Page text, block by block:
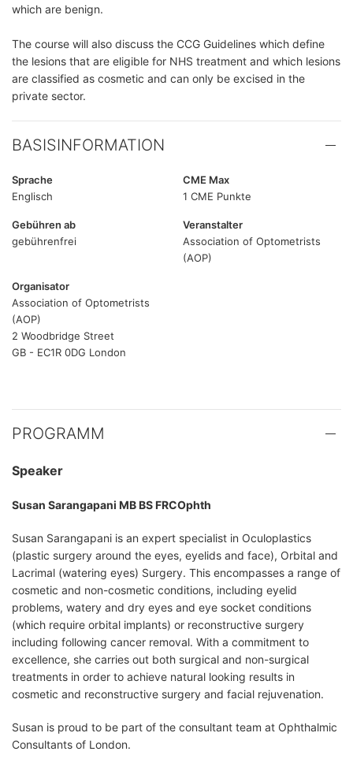
which are benign.
The course will also discuss the CCG Guidelines which define
the lesions that are eligible for NHS treatment and which lesions
are classified as cosmetic and can only be excised in the
private sector.
BASISINFORMATION
Sprache
Englisch
CME Max
1 CME Punkte
Gebühren ab
gebührenfrei
Veranstalter
Association of Optometrists
(AOP)
Organisator
Association of Optometrists
(AOP)
2 Woodbridge Street
GB - EC1R 0DG London
PROGRAMM
Speaker
Susan Sarangapani MB BS FRCOphth
Susan Sarangapani is an expert specialist in Oculoplastics
(plastic surgery around the eyes, eyelids and face), Orbital and
Lacrimal (watering eyes) Surgery. This encompasses a range of
cosmetic and non-cosmetic conditions, including eyelid
problems, watery and dry eyes and eye socket conditions
(which require orbital implants) or reconstructive surgery
including following cancer removal. With a commitment to
excellence, she carries out both surgical and non-surgical
treatments in order to achieve natural looking results in
cosmetic and reconstructive surgery and facial rejuvenation.
Susan is proud to be part of the consultant team at Ophthalmic
Consultants of London.